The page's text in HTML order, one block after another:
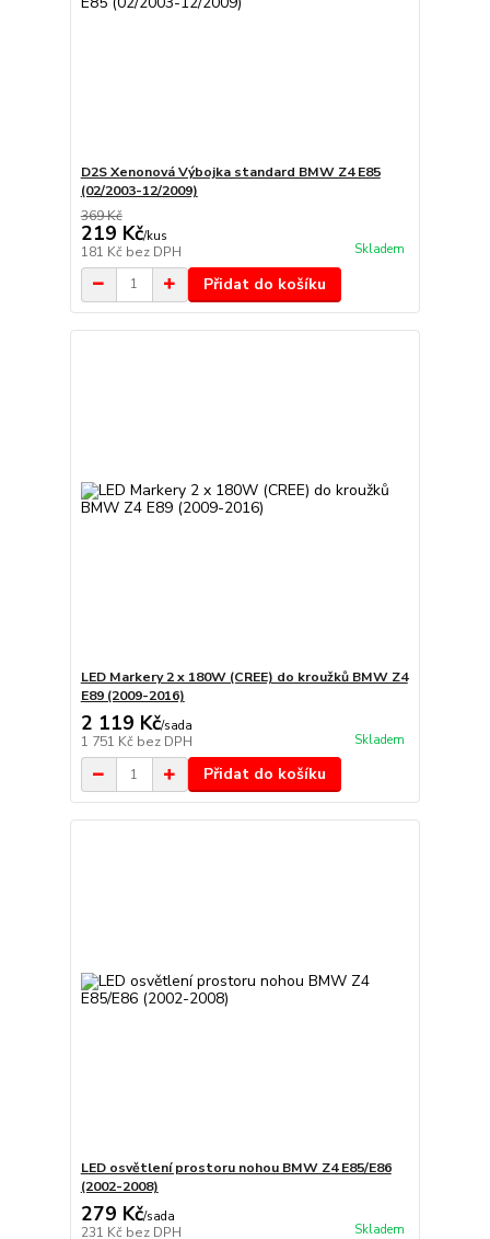
D2S Xenonová Výbojka standard BMW Z4 E85
(02/2003-12/2009)
369 Kč
219 Kč/kus
181 Kč bez DPH Skladem
Přidat do košíku
LED Markery 2 x 180W (CREE) do kroužků BMW Z4
E89 (2009-2016)
2 119 Kč/sada
1 751 Kč bez DPH Skladem
Přidat do košíku
LED osvětlení prostoru nohou BMW Z4 E85/E86
(2002-2008)
279 Kč/sada
231 Kč bez DPH Skladem